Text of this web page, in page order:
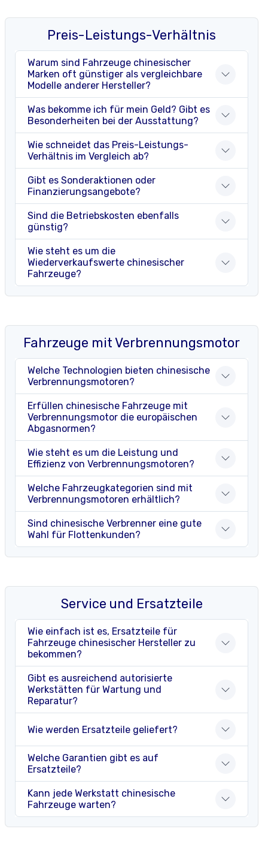
Preis-Leistungs-Verhältnis
Warum sind Fahrzeuge chinesischer
Marken oft günstiger als vergleichbare
Modelle anderer Hersteller?
Was bekomme ich für mein Geld? Gibt es
Besonderheiten bei der Ausstattung?
Wie schneidet das Preis-Leistungs-
Verhältnis im Vergleich ab?
Gibt es Sonderaktionen oder
Finanzierungsangebote?
Sind die Betriebskosten ebenfalls
günstig?
Wie steht es um die
Wiederverkaufswerte chinesischer
Fahrzeuge?
Fahrzeuge mit Verbrennungsmotor
Welche Technologien bieten chinesische
Verbrennungsmotoren?
Erfüllen chinesische Fahrzeuge mit
Verbrennungsmotor die europäischen
Abgasnormen?
Wie steht es um die Leistung und
Effizienz von Verbrennungsmotoren?
Welche Fahrzeugkategorien sind mit
Verbrennungsmotoren erhältlich?
Sind chinesische Verbrenner eine gute
Wahl für Flottenkunden?
Service und Ersatzteile
Wie einfach ist es, Ersatzteile für
Fahrzeuge chinesischer Hersteller zu
bekommen?
Gibt es ausreichend autorisierte
Werkstätten für Wartung und
Reparatur?
Wie werden Ersatzteile geliefert?
Welche Garantien gibt es auf
Ersatzteile?
Kann jede Werkstatt chinesische
Fahrzeuge warten?